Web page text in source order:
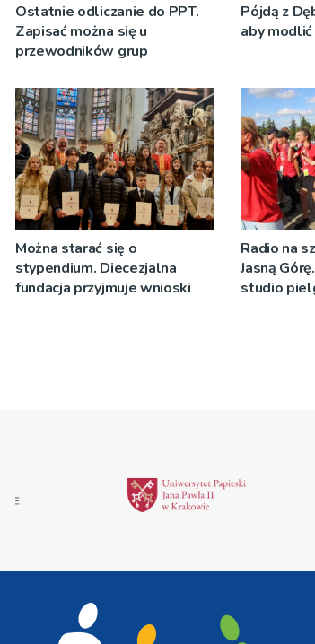
Ostatnie odliczanie do PPT.
Zapisać można się u
przewodników grup
Pójdą z
aby
Można starać się o
stypendium. Diecezjalna
fundacja przyjmuje wnioski
Radio na
Jasną
studio